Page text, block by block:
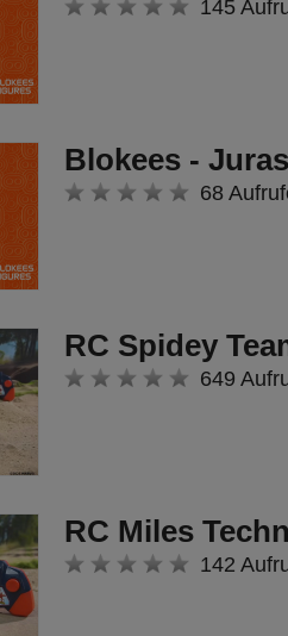
145
Blokees -
68
RC Spidey
649
RC Miles
142